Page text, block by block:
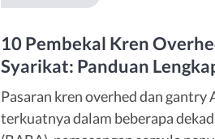
10 Pembekal Kren
Syarikat: Panduan
Pasaran kren overhed dan
terkuatnya dalam beberapa